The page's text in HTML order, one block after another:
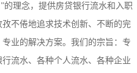
的理念，提供房贷银行流水和入职
不倦地追求技术创新、不断的完
业的解决方案。我们的宗旨：专
流水、各种个人流水、各种企业